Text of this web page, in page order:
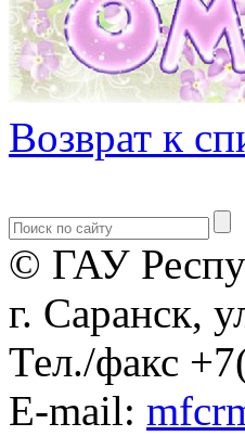
Возврат к
© ГАУ
г. Саранск,
Тел./факс
E-mail: